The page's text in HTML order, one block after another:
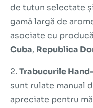
de tutun selectate
gamă largă de
asociate cu
Cuba, Republica
2. Trabucurile
sunt rulate manual
apreciate pentru